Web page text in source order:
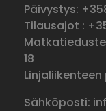
Päivystys:
Tilausajot :
18
Linjaliikenteen
Sähköposti: